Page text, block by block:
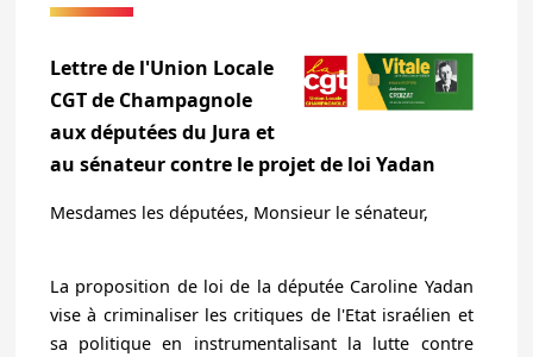
Lettre de l'Union Locale
CGT de Champagnole
aux députées du Jura et
au sénateur contre le projet de loi Yadan
Mesdames les députées, Monsieur le sénateur,
La proposition de loi de la députée Caroline Yadan
vise à criminaliser les critiques de l'Etat israélien et
sa politique en instrumentalisant la lutte contre